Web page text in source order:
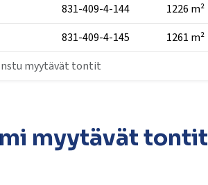
myytävät tontit
831-409-4-144 1226 m²
831-409-4-145 1261 m²
myytävät tontit